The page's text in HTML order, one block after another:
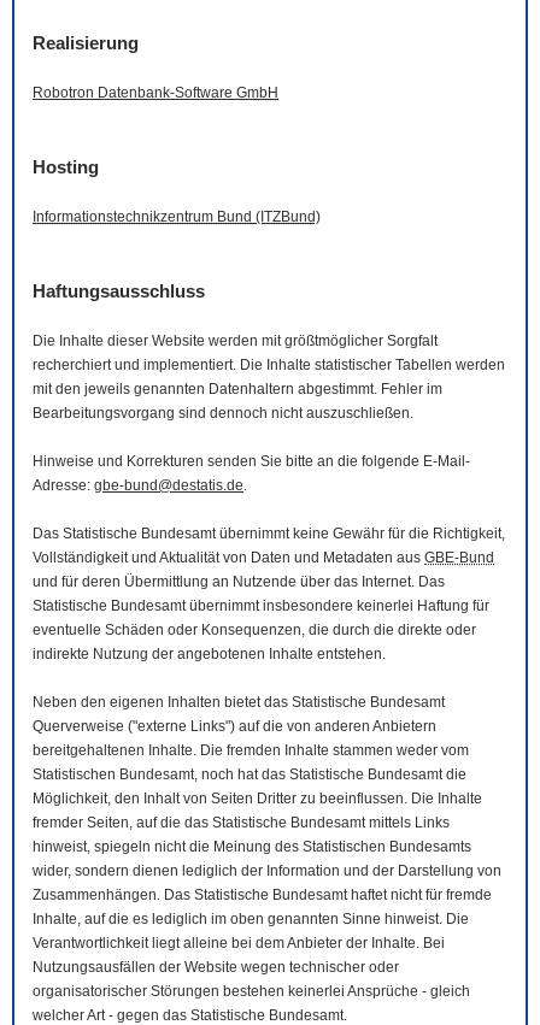
Realisierung
Robotron Datenbank-Software GmbH
Hosting
Informationstechnikzentrum Bund (ITZBund)
Haftungsausschluss
Die Inhalte dieser Website werden mit größtmöglicher Sorgfalt
recherchiert und implementiert. Die Inhalte statistischer Tabellen werden
mit den jeweils genannten Datenhaltern abgestimmt. Fehler im
Bearbeitungsvorgang sind dennoch nicht auszuschließen.
Hinweise und Korrekturen senden Sie bitte an die folgende E-Mail -
Adresse: gbe-bund@destatis.de.
Das Statistische Bundesamt übernimmt keine Gewähr für die Richtigkeit,
Vollständigkeit und Aktualität von Daten und Metadaten aus GBE-Bund
und für deren Übermittlung an Nutzende über das Internet. Das
Statistische Bundesamt übernimmt insbesondere keinerlei Haftung für
eventuelle Schäden oder Konsequenzen, die durch die direkte oder
indirekte Nutzung der angebotenen Inhalte entstehen.
Neben den eigenen Inhalten bietet das Statistische Bundesamt
Querverweise ("externe Links") auf die von anderen Anbietern
bereitgehaltenen Inhalte. Die fremden Inhalte stammen weder vom
Statistischen Bundesamt, noch hat das Statistische Bundesamt die
Möglichkeit, den Inhalt von Seiten Dritter zu beeinflussen. Die Inhalte
fremder Seiten, auf die das Statistische Bundesamt mittels Links
hinweist, spiegeln nicht die Meinung des Statistischen Bundesamts
wider, sondern dienen lediglich der Information und der Darstellung von
Zusammenhängen. Das Statistische Bundesamt haftet nicht für fremde
Inhalte, auf die es lediglich im oben genannten Sinne hinweist. Die
Verantwortlichkeit liegt alleine bei dem Anbieter der Inhalte. Bei
Nutzungsausfällen der Website wegen technischer oder
organisatorischer Störungen bestehen keinerlei Ansprüche - gleich
welcher Art - gegen das Statistische Bundesamt.